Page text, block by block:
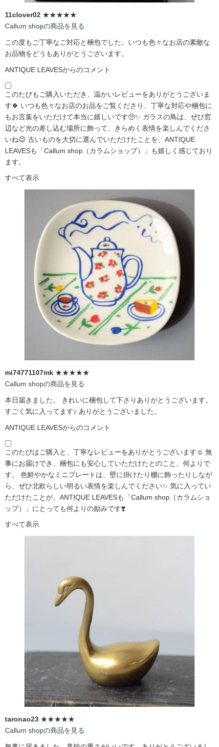
11clover02 ★★★★★
Callum shopの商品を見る
この度もご丁寧なご対応と梱包でした。いつも色々なお店の素敵な
お品物をどうもありがとうございます。
ANTIQUE LEAVESからのコメント
このたびもご購入いただき、温かいレビューをありがとうございま
す🍀 いつも色々なお店のお品をご覧くださり、丁寧な対応や梱包に
もお言葉をいただけて本当に嬉しいです🥺✨ ガラスの鳥は、ぜひ窓
辺など光の差し込む場所に飾って、きらめく表情を楽しんでくださ
いね😉 古いものを大切に選んでいただけたことを、ANTIQUE
LEAVESも「Callum shop（カラムショップ）」も嬉しく感じており
ます。
すべて表示
mi74771107mk ★★★★★
Callum shopの商品を見る
本日届きました。 きれいに梱包して下さりありがとうございます。
すごく気に入ってます♪ ありがとうございました。
ANTIQUE LEAVESからのコメント
このたびはご購入と、丁寧なレビューをありがとうございます☺️ 無
事にお届けでき、梱包にも安心していただけたとのこと、何よりで
す。 色鮮やかなミニプレートは、壁に掛けたり棚に飾ったりしなが
ら、ぜひ北欧らしい明るい表情を楽しんでください✨ 気に入ってい
ただけたことが、ANTIQUE LEAVESも「Callum shop（カラムショ
ップ）」にとっても何よりの励みです❣️
すべて表示
taronao23 ★★★★★
Callum shopの商品を見る